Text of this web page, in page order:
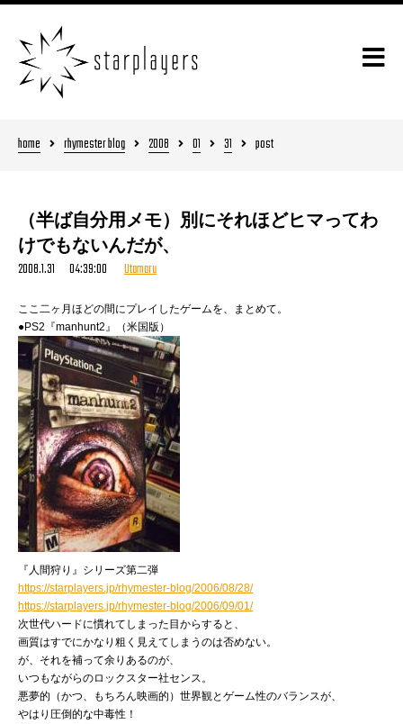
home rhymester blog 2008 01 31 post
（半ば自分用メモ）別にそれほどヒマってわ
けでもないんだが、
2008.1.31 04:39:00 Utamaru
ここ二ヶ月ほどの間にプレイしたゲームを、まとめて。
●PS2『manhunt2』（米国版）
『人間狩り』シリーズ第二弾
https://starplayers.jp/rhymester-blog/2006/08/28/
https://starplayers.jp/rhymester-blog/2006/09/01/
次世代ハードに慣れてしまった目からすると、
画質はすでにかなり粗く見えてしまうのは否めない。
が、それを補って余りあるのが、
いつもながらのロックスター社センス。
悪夢的（かつ、もちろん映画的）世界観とゲーム性のバランスが、
やはり圧倒的な中毒性！